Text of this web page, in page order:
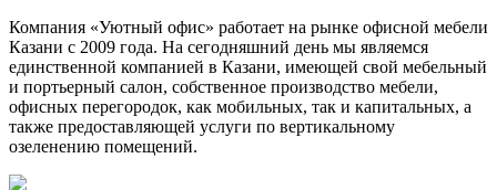
Компания «Уютный офис» работает на рынке офисной мебели
Казани с 2009 года. На сегодняшний день мы являемся
единственной компанией в Казани, имеющей свой мебельный
и портьерный салон, собственное производство мебели,
офисных перегородок, как мобильных, так и капитальных, а
также предоставляющей услуги по вертикальному
озеленению помещений.